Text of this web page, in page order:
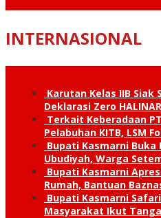
INTERNASIONAL
Karutan Kelas IIB Siak
Deklarasi Zero HALINAR
Terkait Keberadaan
Pelabuhan KITB, LSM
Bupati Kasmarni Buka
Ubudiyah, Warga
Bupati Kasmarni
Rumah, Bantuan
Bupati Kasmarni
Masyarakat Ikut